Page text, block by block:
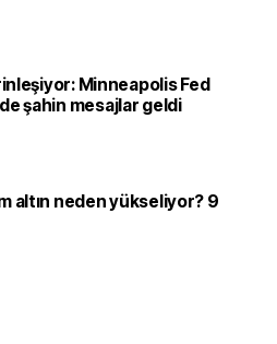
Minneapolis Fed
şahin mesajlar geldi
altın neden yükseliyor? 9